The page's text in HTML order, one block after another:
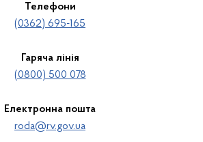
Телефони
(0362) 695-165
Гаряча лінія
(0800) 500 078
Електронна пошта
roda@rv.gov.ua